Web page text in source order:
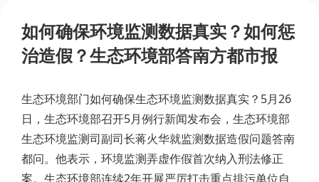
如何确保环境监测数据真实？如何惩
治造假？生态环境部答南方都市报
生态环境部门如何确保生态环境监测数据真实？5月26
日，生态环境部召开5月例行新闻发布会，生态环境部
生态环境监测司副司长蒋火华就监测数据造假问题答南
都问。他表示，环境监测弄虚作假首次纳入刑法修正
案。生态环境部连续2年开展严厉打击重点排污单位自